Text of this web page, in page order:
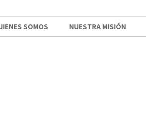
SOMOS NUESTRA MISIÓN